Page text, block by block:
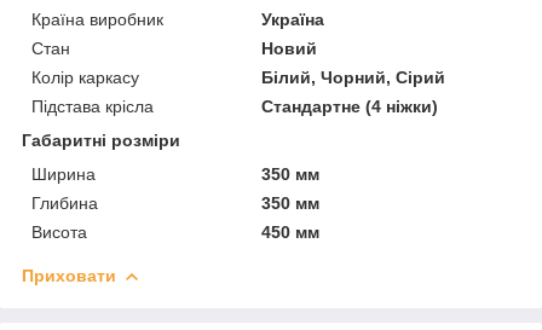
Країна виробник
Україна
Стан
Новий
Колір каркасу
Білий, Чорний, Сірий
Підстава крісла
Стандартне (4 ніжки)
Габаритні розміри
Ширина
350 мм
Глибина
350 мм
Висота
450 мм
Приховати